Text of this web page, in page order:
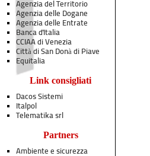
Agenzia del Territorio
Agenzia delle Dogane
Agenzia delle Entrate
Banca d'Italia
CCIAA di Venezia
Città di San Donà di Piave
Equitalia
Link consigliati
Dacos Sistemi
Italpol
Telematika srl
Partners
Ambiente e sicurezza